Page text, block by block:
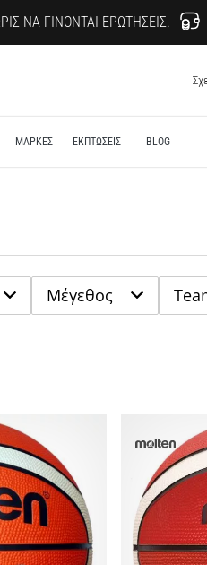
ΝΑ ΓΊΝΟΝΤΑΙ ΕΡΩΤΉΣΕΙΣ.
ΜΑΡΚΕΣ ΕΚΠΤΩΣΕΙΣ BLOG
Μέγεθος